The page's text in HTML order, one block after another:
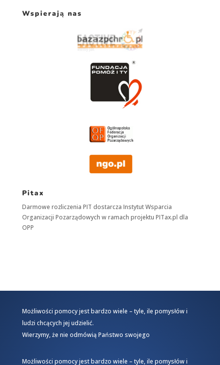
Wspierają nas
Pitax
Darmowe rozliczenia PIT dostarcza Instytut Wsparcia
Organizacji Pozarządowych w ramach projektu PITax.pl dla
OPP
Możliwości pomocy jest bardzo wiele – tyle, ile pomysłów i
ludzi chcących jej udzielić.
Wierzymy, że nie odmówią Państwo swojego
Możliwości pomocy jest bardzo wiele – tyle, ile pomysłów i